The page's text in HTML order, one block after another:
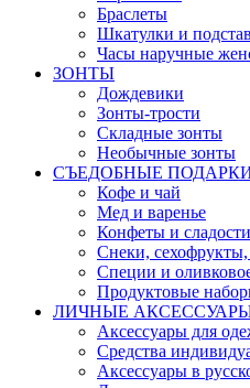
Браслеты
Шкатулки и
Часы наручные
ЗОНТЫ
Дождевики
Зонты-трости
Складные зонты
Необычные зонты
СЪЕДОБНЫЕ
Кофе и чай
Мед и варенье
Конфеты и сладости
Снеки, сехофрукты,
Специи и
Продуктовые
ЛИЧНЫЕ
Аксессуары для
Средства
Аксессуары в